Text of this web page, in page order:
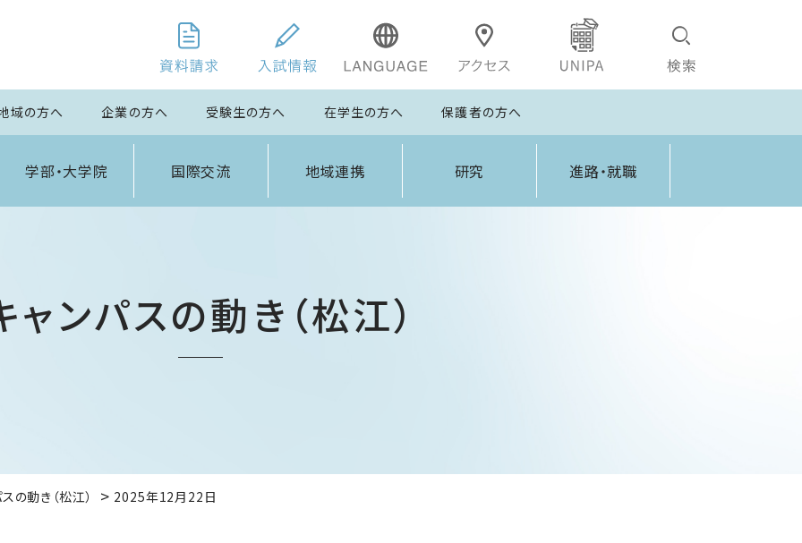
域の方へ 企業の方へ 受験生の方へ 在学生の方へ 保護者の方へ
学部・大学院 国際交流 地域連携 研究 進路・就職
ャンパスの動き（松江）
の動き（松江） 2025年12月22日